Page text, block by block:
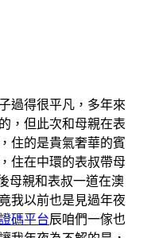
得很平凡，多年來
，但此次和母親在表
住的是貴氣奢華的賓
住在中環的表叔帶母
母親和表叔一道在澳
我以前也是見過年夜
碼平台辰咱們一傢也